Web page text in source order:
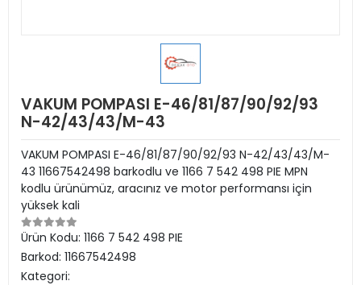
VAKUM POMPASI E-46/81/87/90/92/93
N-42/43/43/M-43
VAKUM POMPASI E-46/81/87/90/92/93 N-42/43/43/M-
43 11667542498 barkodlu ve 1166 7 542 498 PIE MPN
kodlu ürünümüz, aracınız ve motor performansı için
yüksek kali
Ürün Kodu: 1166 7 542 498 PIE
Barkod: 11667542498
Kategori: